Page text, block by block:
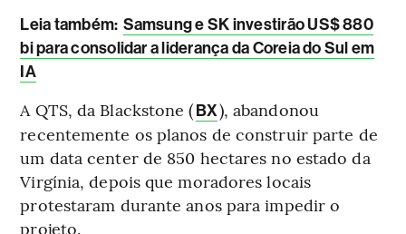
Leia também: Samsung e SK investirão US$ 880
bi para consolidar a liderança da Coreia do Sul em
IA
A QTS, da Blackstone (BX), abandonou
recentemente os planos de construir parte de
um data center de 850 hectares no estado da
Virgínia, depois que moradores locais
protestaram durante anos para impedir o
projeto.